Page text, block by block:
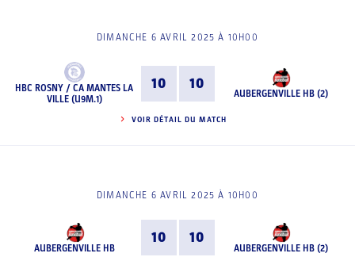
DIMANCHE 6 AVRIL 2025 À 10H00
HBC ROSNY / CA MANTES LA
VILLE (U9M.1)
10 10
AUBERGENVILLE HB (2)
VOIR DÉTAIL DU MATCH
DIMANCHE 6 AVRIL 2025 À 10H00
AUBERGENVILLE HB
10 10
AUBERGENVILLE HB (2)